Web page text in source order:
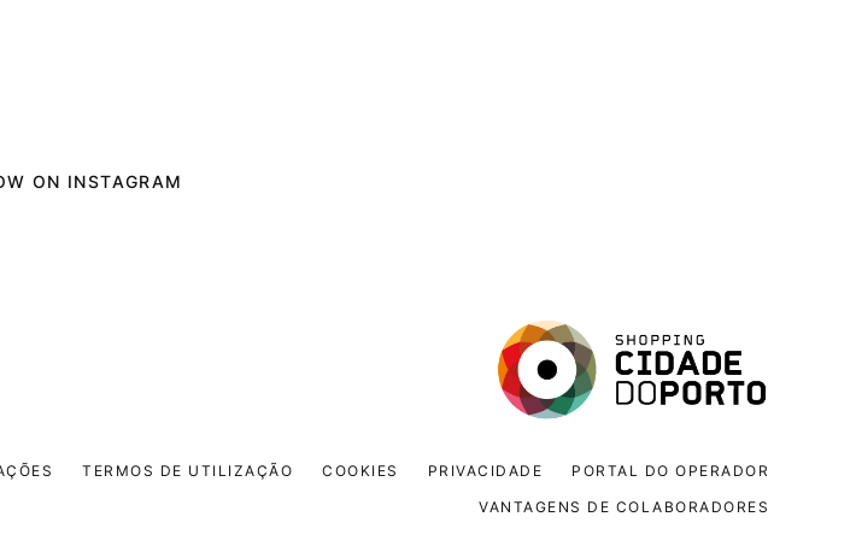
ON INSTAGRAM
TERMOS DE UTILIZAÇÃO COOKIES PRIVACIDADE PORTAL DO OPERADOR
VANTAGENS DE COLABORADORES